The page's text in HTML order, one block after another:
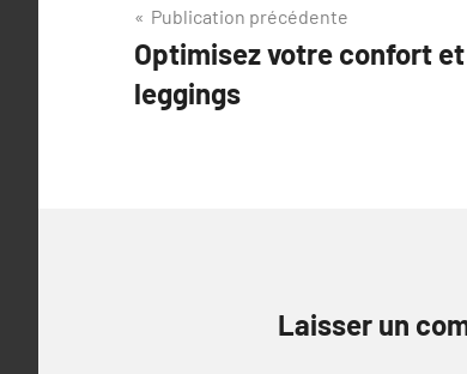
Navigation
de
l’article
Publication précédente
Optimisez votre confort
leggings
Laisser un